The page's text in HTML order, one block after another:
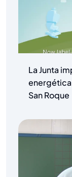
La Junta
energética
San Roque